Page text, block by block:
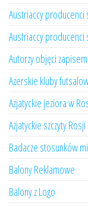
Austriaccy
Austriaccy
Autorzy objęci
Azerskie kluby
Azjatyckie jeziora w
Azjatyckie szczyty Rosji
Badacze stosunków
Balony Reklamowe
Balony z Logo